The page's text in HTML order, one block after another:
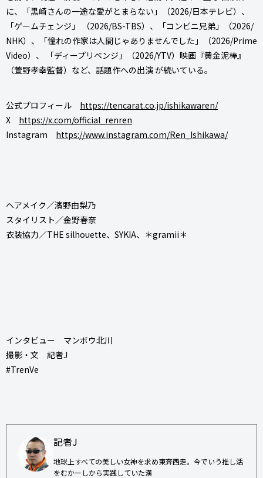
に、「黒崎さんの一途な愛がとまらない」（2026/日本テレビ）、
「ゲームチェンジ」 （2026/BS-TBS）、「コンビニ兄弟」（2026/
NHK）、「憧れの作家は人間じゃありませんでした」（2026/Prime
Video）、 「ディープリベンジ」（2026/YTV）映画『黄金泥棒』
（萱野孝幸監督）など、話題作への出演 が続いている。
公式プロフィール https://tencarat.co.jp/ishikawaren/
X https://x.com/official_renren
Instagram https://www.instagram.com/Ren_Ishikawa/
ヘアメイク／濱野由梨乃
スタイリスト／金野春奈
衣装協力／THE silhouette、SYKIA、＊gramii＊
インタビュー マンボウ北川
撮影・文 記者J
#TrenVe
記者J
地球上すべての美しい女神を求め東奔西走。今でいう推し活
をむかーしから実践していた漢